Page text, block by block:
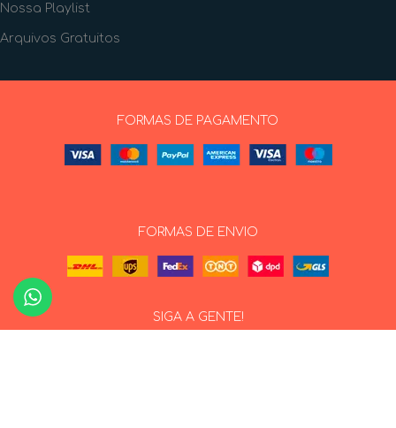
Nossa Playlist
Arquivos Gratuitos
FORMAS DE PAGAMENTO
FORMAS DE ENVIO
SIGA A GENTE!